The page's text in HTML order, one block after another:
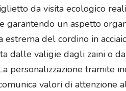
da visita ecologico
garantendo un aspetto
del cordino in
dalle valigie dagli zaini o
personalizzazione tramite
valori di